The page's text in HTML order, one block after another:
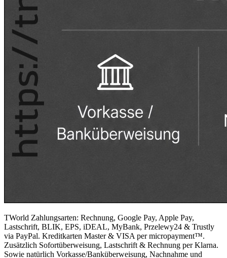
TWorld Zahlungsarten: Rechnung, Google Pay, Apple Pay,
Lastschrift, BLIK, EPS, iDEAL, MyBank, Przelewy24 & Trustly
via PayPal. Kreditkarten Master & VISA per micropayment™.
Zusätzlich Sofortüberweisung, Lastschrift & Rechnung per Klarna.
Sowie natürlich Vorkasse/Banküberweisung, Nachnahme und